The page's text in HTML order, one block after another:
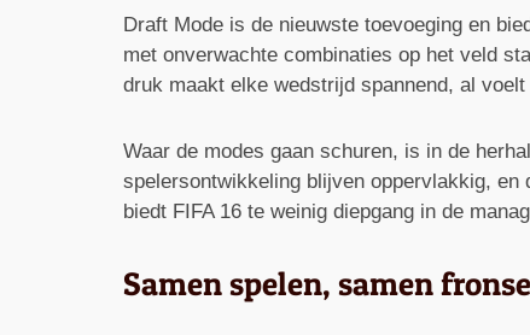
Draft Mode is de nieuwste toevoeging en
met onverwachte combinaties op het veld
druk maakt elke wedstrijd spannend, al
Waar de modes gaan schuren, is in de
spelersontwikkeling blijven oppervlakkig,
biedt FIFA 16 te weinig diepgang in de
Samen spelen, samen